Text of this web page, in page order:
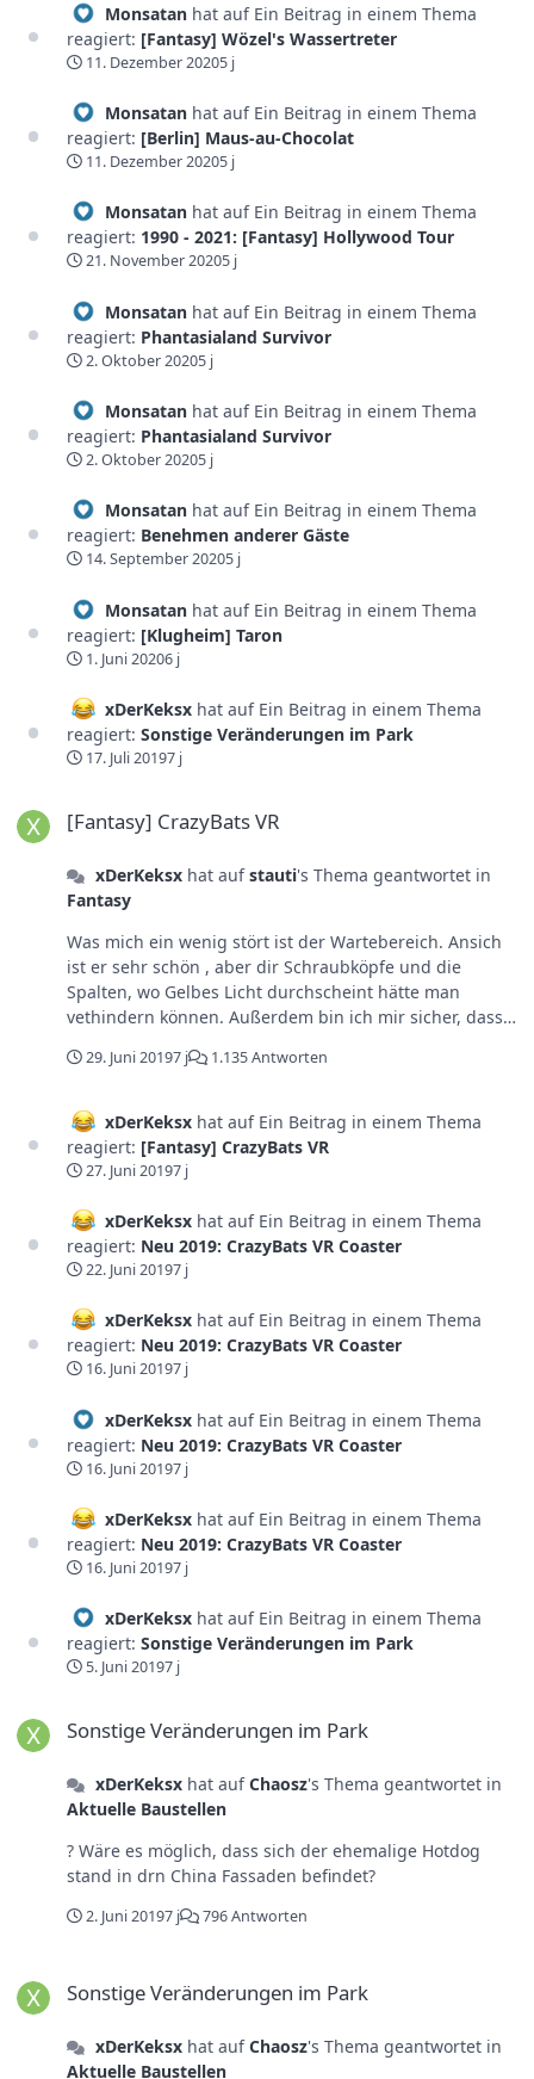
Monsatan hat auf Ein Beitrag in einem Thema
reagiert: [Fantasy] Wözel's Wassertreter
11. Dezember 20205 j
Monsatan hat auf Ein Beitrag in einem Thema
reagiert: [Berlin] Maus-au-Chocolat
11. Dezember 20205 j
Monsatan hat auf Ein Beitrag in einem Thema
reagiert: 1990 - 2021: [Fantasy] Hollywood Tour
21. November 20205 j
Monsatan hat auf Ein Beitrag in einem Thema
reagiert: Phantasialand Survivor
2. Oktober 20205 j
Monsatan hat auf Ein Beitrag in einem Thema
reagiert: Phantasialand Survivor
2. Oktober 20205 j
Monsatan hat auf Ein Beitrag in einem Thema
reagiert: Benehmen anderer Gäste
14. September 20205 j
Monsatan hat auf Ein Beitrag in einem Thema
reagiert: [Klugheim] Taron
1. Juni 20206 j
xDerKeksx hat auf Ein Beitrag in einem Thema
reagiert: Sonstige Veränderungen im Park
17. Juli 20197 j
[Fantasy] CrazyBats VR
xDerKeksxhat aufstauti's Thema geantwortet in
Fantasy
Was mich ein wenig stört ist der Wartebereich. Ansich
ist er sehr schön , aber dir Schraubköpfe und die
Spalten, wo Gelbes Licht durchscheint hätte man
vethindern können. Außerdem bin ich mir sicher, dass
einem Monat abgeknibbelt sind (schade), sonst einr
29. Juni 20197 j 1.135 Antworten
xDerKeksx hat auf Ein Beitrag in einem Thema
reagiert: [Fantasy] CrazyBats VR
27. Juni 20197 j
xDerKeksx hat auf Ein Beitrag in einem Thema
reagiert: Neu 2019: CrazyBats VR Coaster
22. Juni 20197 j
xDerKeksx hat auf Ein Beitrag in einem Thema
reagiert: Neu 2019: CrazyBats VR Coaster
16. Juni 20197 j
xDerKeksx hat auf Ein Beitrag in einem Thema
reagiert: Neu 2019: CrazyBats VR Coaster
16. Juni 20197 j
xDerKeksx hat auf Ein Beitrag in einem Thema
reagiert: Neu 2019: CrazyBats VR Coaster
16. Juni 20197 j
xDerKeksx hat auf Ein Beitrag in einem Thema
reagiert: Sonstige Veränderungen im Park
5. Juni 20197 j
Sonstige Veränderungen im Park
xDerKeksxhat aufChaosz's Thema geantwortet in
Aktuelle Baustellen
? Wäre es möglich, dass sich der ehemalige Hotdog
stand in drn China Fassaden befindet?
2. Juni 20197 j 796 Antworten
Sonstige Veränderungen im Park
xDerKeksxhat aufChaosz's Thema geantwortet in
Aktuelle Baustellen